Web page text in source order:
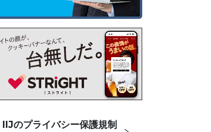
IIJのプライバシー保護規制